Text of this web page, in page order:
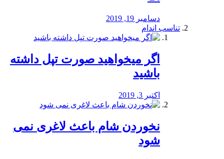
دسامبر 19, 2019
تناسب اندام
اگر میخواهید صورت تپل داشته
باشید
اکتبر 3, 2019
نخوردن شام باعث لاغری نمی
‌شود